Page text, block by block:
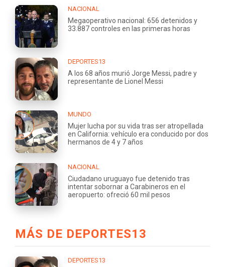
NACIONAL
Megaoperativo nacional: 656 detenidos y
33.887 controles en las primeras horas
DEPORTES13
A los 68 años murió Jorge Messi, padre y
representante de Lionel Messi
MUNDO
Mujer lucha por su vida tras ser atropellada
en California: vehículo era conducido por dos
hermanos de 4 y 7 años
NACIONAL
Ciudadano uruguayo fue detenido tras
intentar sobornar a Carabineros en el
aeropuerto: ofreció 60 mil pesos
MÁS DE DEPORTES13
DEPORTES13